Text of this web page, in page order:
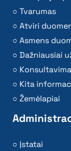
Tvarumas
Atviri
Asmens
Dažniausiai
Kita
Žemėlapiai
Įstatai